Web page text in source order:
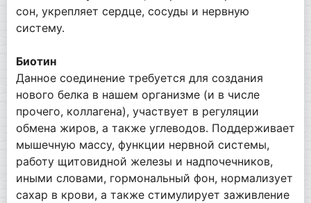
сон, укрепляет сердце, сосуды и нервную
систему.
Биотин
Данное соединение требуется для создания
нового белка в нашем организме (и в числе
прочего, коллагена), участвует в регуляции
обмена жиров, а также углеводов. Поддерживает
мышечную массу, функции нервной системы,
работу щитовидной железы и надпочечников,
иными словами, гормональный фон, нормализует
сахар в крови, а также стимулирует заживление